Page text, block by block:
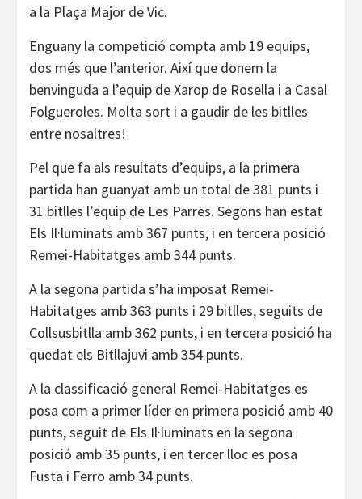
a la Plaça Major de Vic.
Enguany la competició compta amb 19 equips,
dos més que l’anterior. Així que donem la
benvinguda a l’equip de Xarop de Rosella i a Casal
Folgueroles. Molta sort i a gaudir de les bitlles
entre nosaltres!
Pel que fa als resultats d’equips, a la primera
partida han guanyat amb un total de 381 punts i
31 bitlles l’equip de Les Parres. Segons han estat
Els Il·luminats amb 367 punts, i en tercera posició
Remei-Habitatges amb 344 punts.
A la segona partida s’ha imposat Remei-
Habitatges amb 363 punts i 29 bitlles, seguits de
Collsusbitlla amb 362 punts, i en tercera posició ha
quedat els Bitllajuvi amb 354 punts.
A la classificació general Remei-Habitatges es
posa com a primer líder en primera posició amb 40
punts, seguit de Els Il·luminats en la segona
posició amb 35 punts, i en tercer lloc es posa
Fusta i Ferro amb 34 punts.